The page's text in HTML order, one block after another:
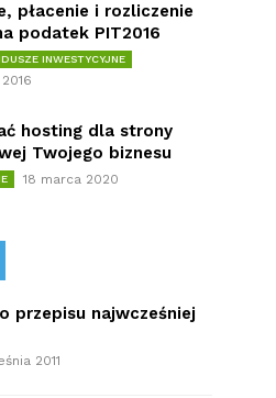
płacenie i rozliczenie
podatek PIT2016
INWESTYCYJNE
hosting dla strony
Twojego biznesu
18 marca 2020
przepisu najwcześniej
2011